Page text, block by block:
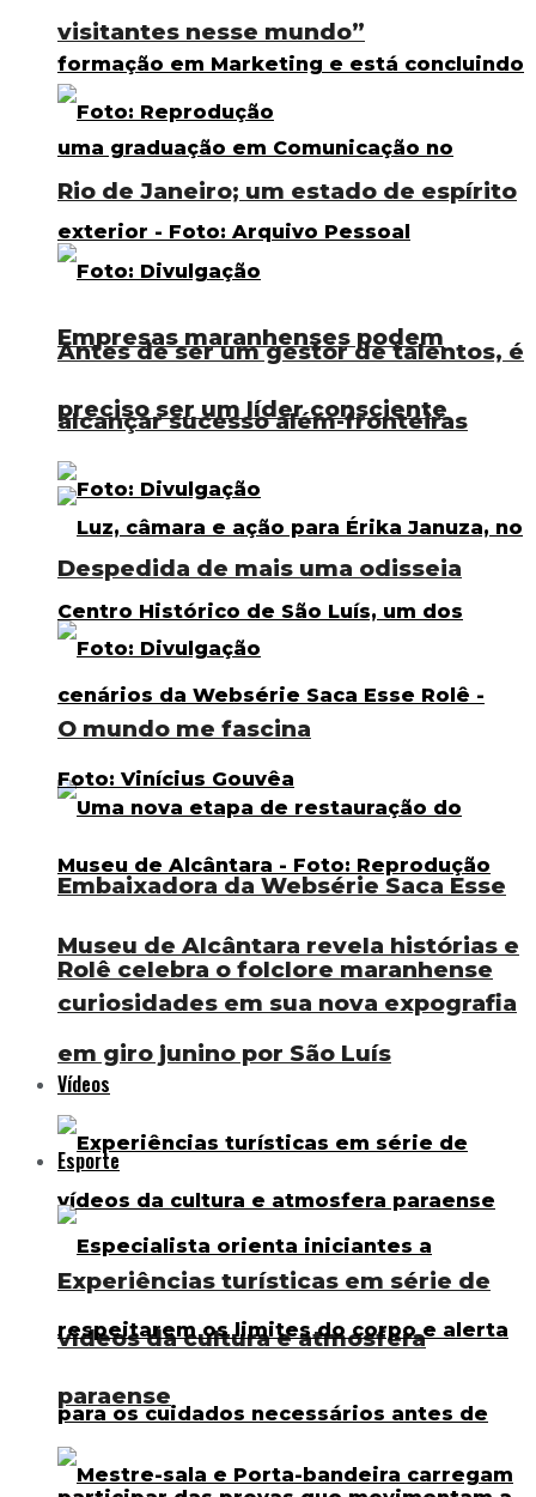
visitantes nesse mundo”
Rio de Janeiro; um estado de espírito
Antes de ser um gestor de talentos, é
preciso ser um líder consciente
Despedida de mais uma odisseia
O mundo me fascina
Museu de Alcântara revela histórias e
curiosidades em sua nova expografia
Vídeos
Experiências turísticas em série de
vídeos da cultura e atmosfera
paraense
Empresas maranhenses podem
alcançar sucesso além-fronteiras
Embaixadora da Websérie Saca Esse
Rolê celebra o folclore maranhense
em giro junino por São Luís
Esporte